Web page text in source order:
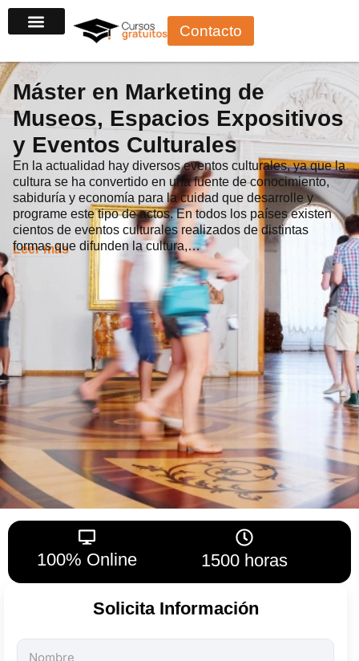
al
Contacto
Máster en Marketing de
Museos, Espacios Expositivos
y Eventos Culturales
En la actualidad hay diversos eventos culturales, ya que la
cultura se ha convertido en una fuente de conocimiento,
sabiduría y economía para la cuidad que desarrolle y
programe este tipo de actos. En todos los países existen
cientos de eventos culturales realizados de distintas
formas que difunden la cultura,…
Leer más
100% Online 1500 horas
Solicita Información
Todos